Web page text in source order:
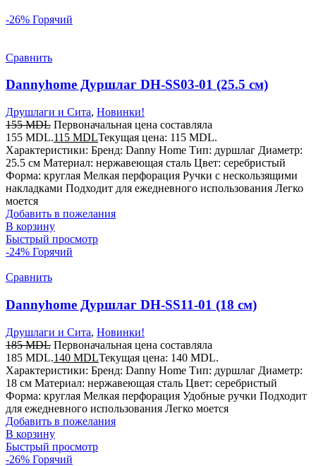
-26% Горячий
Сравнить
Dannyhome Дуршлаг DH-SS03-01 (25.5 см)
Друшлаги и Сита, Новинки!
155MDL Первоначальная цена составляла
155 MDL.115 MDLТекущая цена: 115 MDL.
Характеристики: Бренд: Danny Home Тип: дуршлаг Диаметр:
25.5 см Материал: нержавеющая сталь Цвет: серебристый
Форма: круглая Мелкая перфорация Ручки с нескользящими
накладками Подходит для ежедневного использования Легко
моется
Добавить в пожелания
В корзину
Быстрый просмотр
-24% Горячий
Сравнить
Dannyhome Дуршлаг DH-SS11-01 (18 см)
Друшлаги и Сита, Новинки!
185MDL Первоначальная цена составляла
185 MDL.140 MDLТекущая цена: 140 MDL.
Характеристики: Бренд: Danny Home Тип: дуршлаг Диаметр:
18 см Материал: нержавеющая сталь Цвет: серебристый
Форма: круглая Мелкая перфорация Удобные ручки Подходит
для ежедневного использования Легко моется
Добавить в пожелания
В корзину
Быстрый просмотр
-26% Горячий